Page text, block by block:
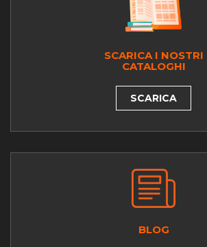
SCARICA I NOSTRI
CATALOGHI
SCARICA
BLOG